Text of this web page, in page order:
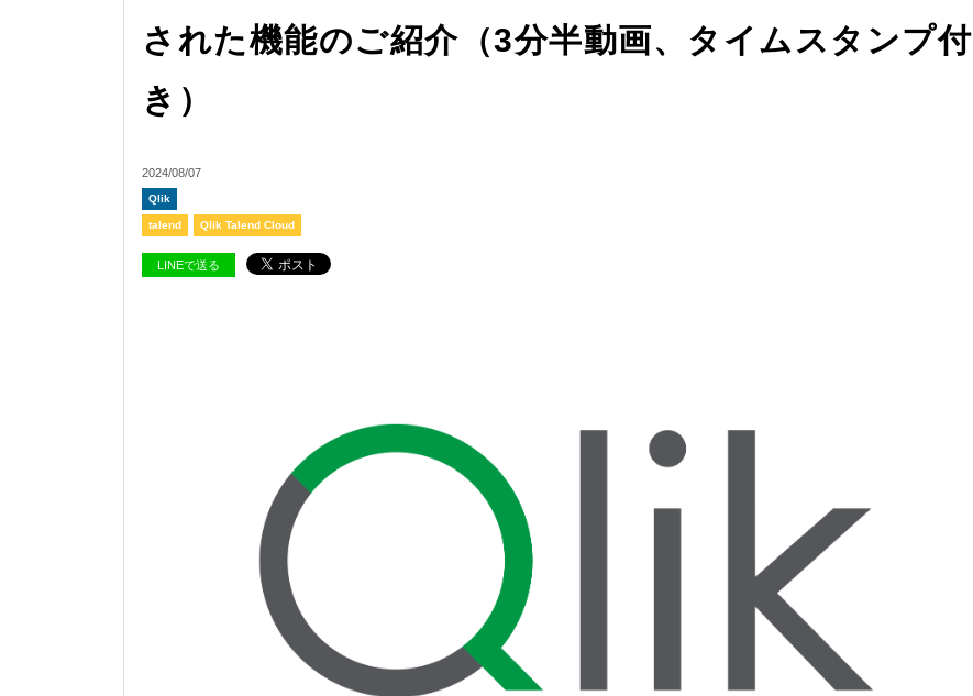
された機能のご紹介（3分半動画、タイムスタンプ付
き）
2024/08/07
Qlik
talend Qlik Talend Cloud
LINEで送る